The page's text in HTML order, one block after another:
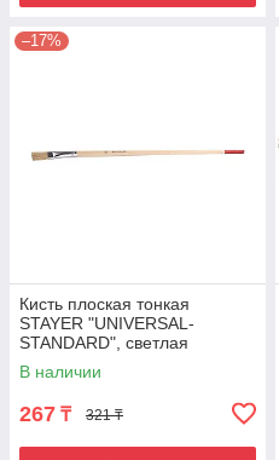
–17%
Кисть плоская тонкая
STAYER "UNIVERSAL-
STANDARD", светлая
натуральная щетина,
деревянная ручка, №10 x
11мм
В наличии
267 ₸ 321 ₸